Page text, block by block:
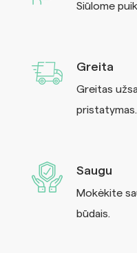
Siūlome
Greita
Greitas
pristatymas.
Saugu
Mokėkite
būdais.